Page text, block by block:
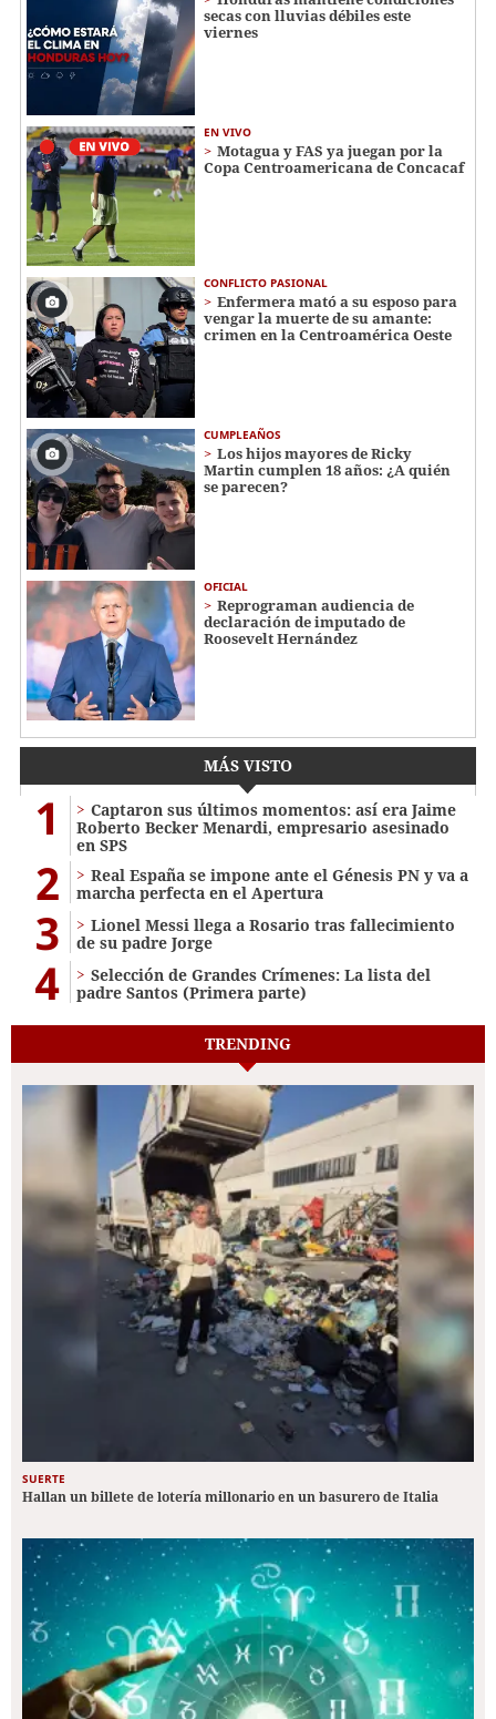
secas con lluvias débiles este
viernes
EN VIVO
Motagua y FAS ya juegan por la
Copa Centroamericana de Concacaf
CONFLICTO PASIONAL
Enfermera mató a su esposo para
vengar la muerte de su amante:
crimen en la Centroamérica Oeste
CUMPLEAÑOS
Los hijos mayores de Ricky
Martin cumplen 18 años: ¿A quién
se parecen?
OFICIAL
Reprograman audiencia de
declaración de imputado de
Roosevelt Hernández
MÁS VISTO
1
Captaron sus últimos momentos: así era Jaime
Roberto Becker Menardi​​​, empresario asesinado
en SPS
2
Real España se impone ante el Génesis PN y va a
marcha perfecta en el Apertura
3
Lionel Messi llega a Rosario tras fallecimiento
de su padre Jorge
4
Selección de Grandes Crímenes: La lista del
padre Santos (Primera parte)
TRENDING
SUERTE
Hallan un billete de lotería millonario en un basurero de Italia